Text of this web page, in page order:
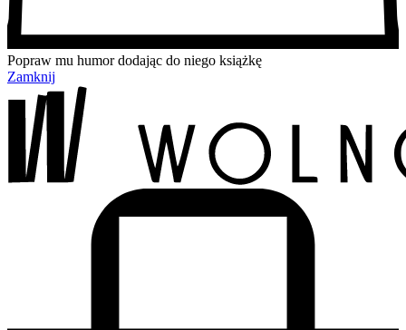
Popraw mu humor dodając do niego książkę
Zamknij
Przejdź
treści
Przejdź
menu
Przejdź
wyszukiwarki
Przejdź
koszyka